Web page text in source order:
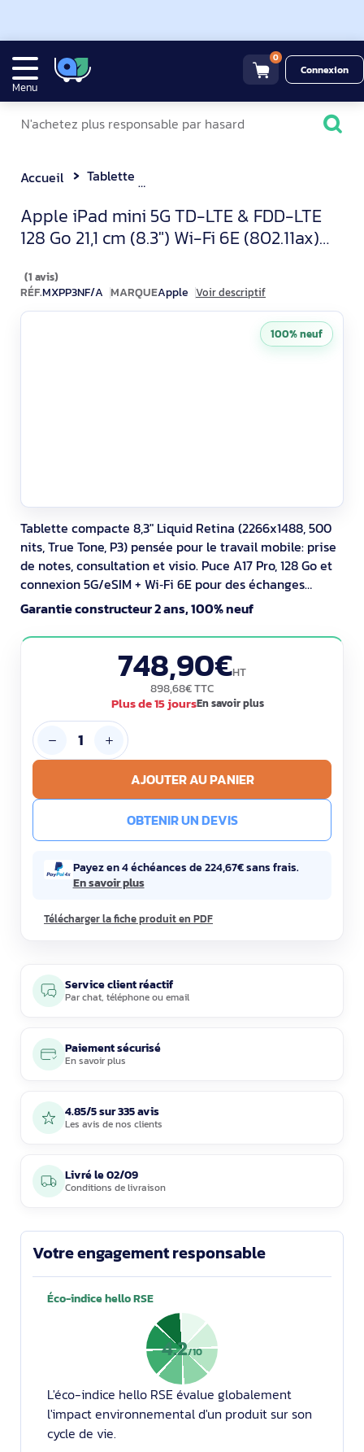
Menu
0
Connexion
Accueil Tablette
Apple iPad mini 8,3 pouces
Apple iPad mini 5G TD-LTE & FDD-LTE
128 Go 21,1 cm (8.3") Wi-Fi 6E (802.11ax)
(1 avis)
RÉF.MXPP3NF/A MARQUEApple Voir descriptif
Tablette compacte 8,3" Liquid Retina (2266x1488, 500
nits, True Tone, P3) pensée pour le travail mobile: prise
de notes, consultation et visio. Puce A17 Pro, 128 Go et
connexion 5G/eSIM + Wi‑Fi 6E pour des échanges
rapides. Caméras 12 MP avant/arrière avec vidéo 4K et
Cadre centré. USB‑C, 297 g, iPadOS 18, compatible
Apple Pencil Pro. Sécurisé par lecteur d’empreintes.
Garantie constructeur 2 ans, 100% neuf
748,90€HT
898,68€ TTC
Plus de 15 joursEn savoir plus
AJOUTER AU PANIER
OBTENIR UN DEVIS
Payez en 4 échéances de 224,67€ sans frais.
En savoir plus
Télécharger la fiche produit en PDF
100% neuf
Service client réactif
Parchat, téléphoneouemail
Paiement sécurisé
En savoir plus
4.85/5 sur 335 avis
Les avis de nos clients
Livré le02/09
Conditions de livraison
Votre engagement responsable
Éco-indice hello RSE
4.2/10
L'éco-indice hello RSE évalue globalement
l'impact environnemental d'un produit sur son
cycle de vie.